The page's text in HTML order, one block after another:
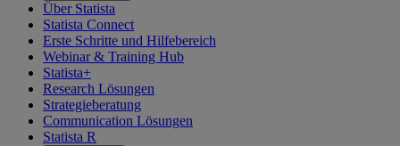
Über Statista
Statista Connect
Erste Schritte und Hilfebereich
Webinar & Training Hub
Statista+
Research Lösungen
Strategieberatung
Communication Lösungen
Statista R